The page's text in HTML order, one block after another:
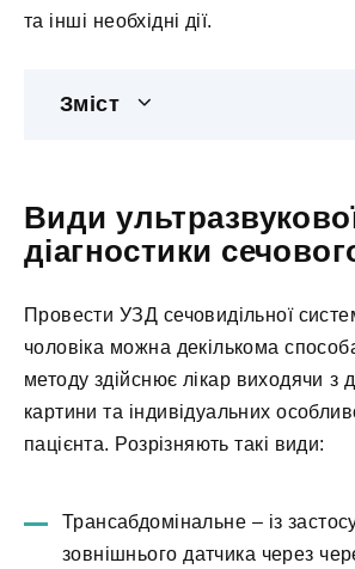
та інші необхідні дії.
Зміст
Види
діагностики
Провести УЗД сечовидільної
чоловіка можна декількома
методу здійснює лікар виходячи з
картини та індивідуальних
пацієнта. Розрізняють такі види:
Трансабдомінальне – із
зовнішнього датчика через